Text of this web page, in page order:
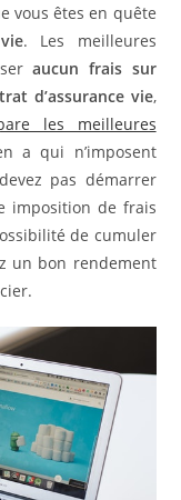
vous êtes en quête
. Les meilleures
aucun frais sur
d’assurance vie,
les meilleures
a qui n’imposent
pas démarrer
imposition de frais
de cumuler
un bon rendement